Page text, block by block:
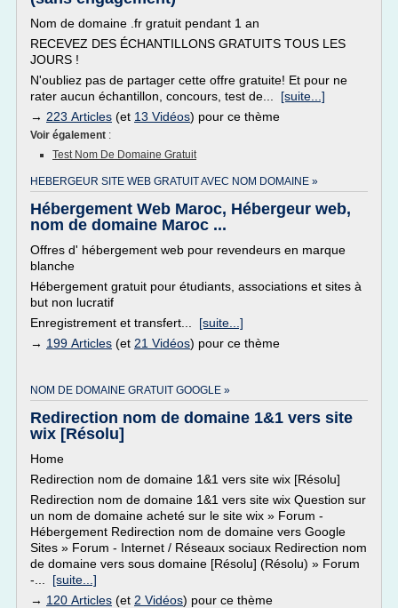
Nom de domaine .fr gratuit pendant 1 an
RECEVEZ DES ÉCHANTILLONS GRATUITS TOUS LES
JOURS !
N'oubliez pas de partager cette offre gratuite! Et pour ne
rater aucun échantillon, concours, test de... [suite...]
→ 223 Articles (et 13 Vidéos) pour ce thème
Voir également :
Test Nom De Domaine Gratuit
HEBERGEUR SITE WEB GRATUIT AVEC NOM DOMAINE »
Hébergement Web Maroc, Hébergeur web,
nom de domaine Maroc ...
Offres d' hébergement web pour revendeurs en marque
blanche
Hébergement gratuit pour étudiants, associations et sites à
but non lucratif
Enregistrement et transfert... [suite...]
→ 199 Articles (et 21 Vidéos) pour ce thème
NOM DE DOMAINE GRATUIT GOOGLE »
Redirection nom de domaine 1&1 vers site
wix [Résolu]
Home
Redirection nom de domaine 1&1 vers site wix [Résolu]
Redirection nom de domaine 1&1 vers site wix Question sur
un nom de domaine acheté sur le site wix » Forum -
Hébergement Redirection nom de domaine vers Google
Sites » Forum - Internet / Réseaux sociaux Redirection nom
de domaine vers sous domaine [Résolu] (Résolu) » Forum
-... [suite...]
→ 120 Articles (et 2 Vidéos) pour ce thème